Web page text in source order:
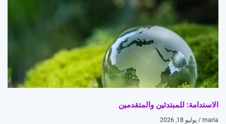
الاستدامة: للمبتدئين والمتقدمين
maria
يوليو 18, 2026